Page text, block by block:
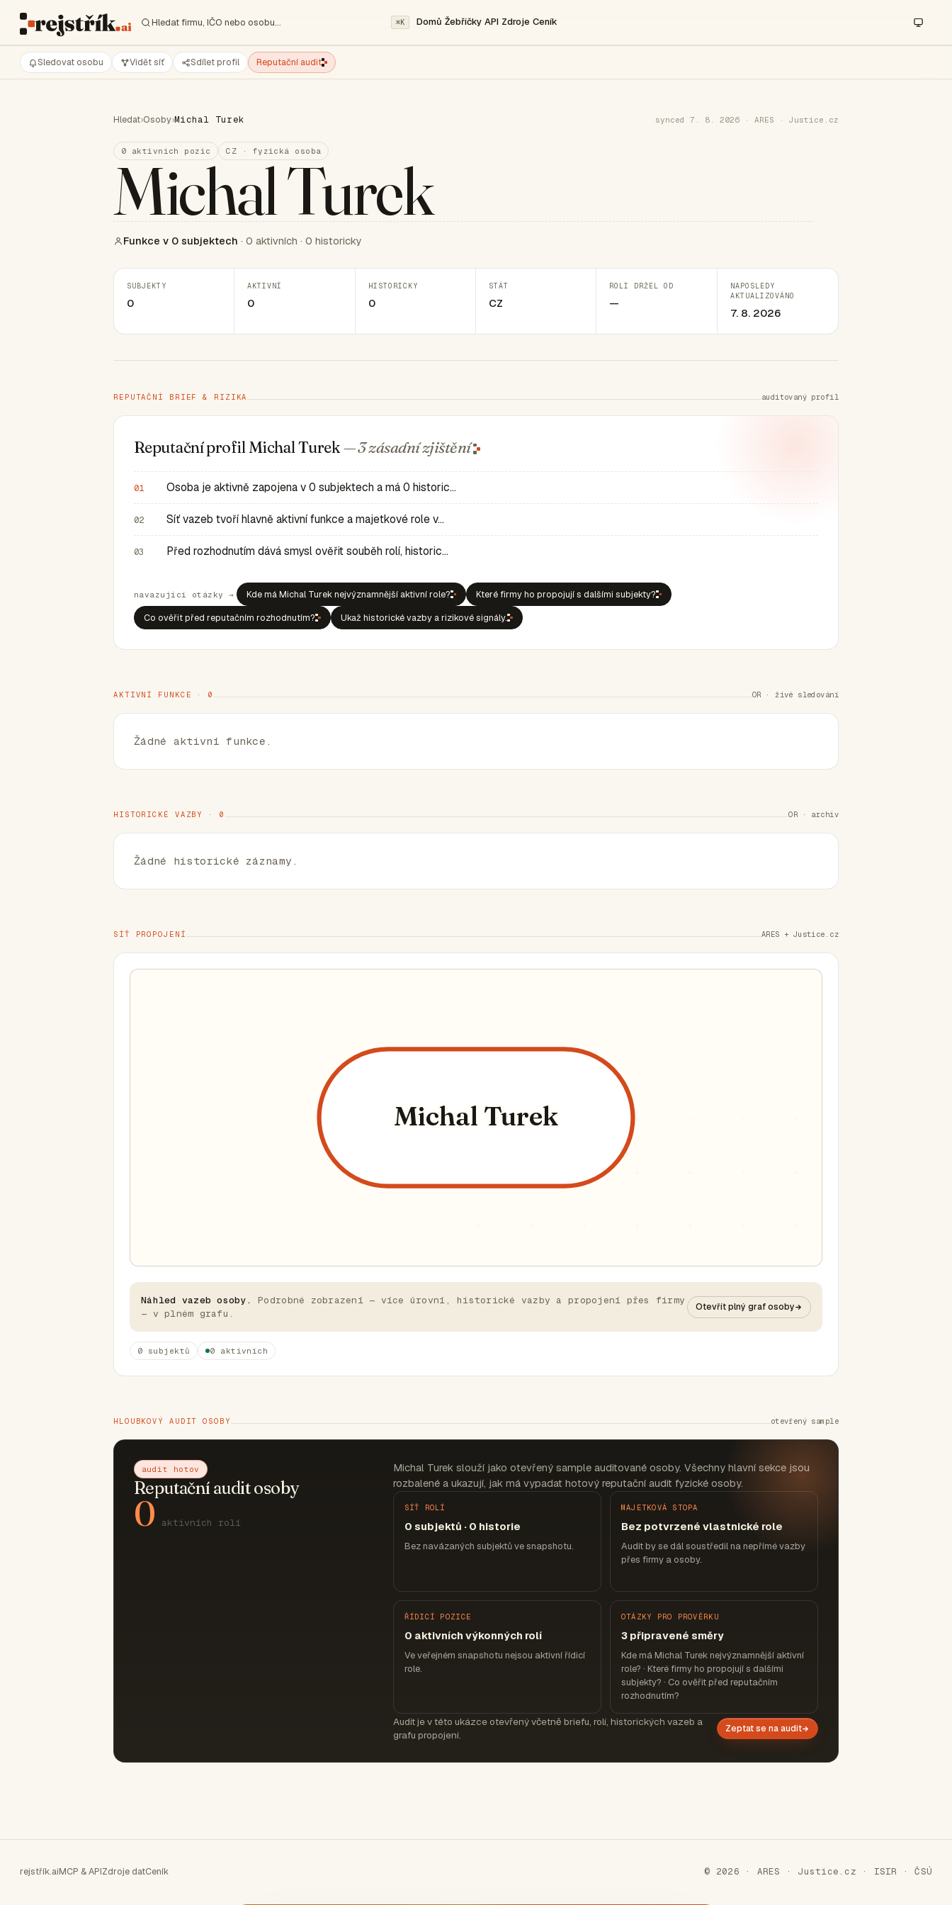
Hledat firmu, IČO nebo osobu… ⌘K Domů Žebříčky API Zdroje Ceník
Sledovat osobu Vidět síť Sdílet profil Reputační audit
Hledat›Osoby›Michal Turek synced 7. 8. 2026 · ARES · Justice.cz
0 aktivních pozic CZ · fyzická osoba
Michal Turek
Funkce v 0 subjektech · 0 aktivních · 0 historicky
SUBJEKTY
0
AKTIVNÍ
0
HISTORICKY
0
STÁT
CZ
ROLI DRŽEL OD
—
NAPOSLEDY
AKTUALIZOVÁNO
7. 8. 2026
REPUTAČNÍ BRIEF & RIZIKA auditovaný profil
Reputační profil Michal Turek— 3 zásadnízjištění
01 Osoba je aktivně zapojena v 0 subjektech a má 0 historic…
02 Síť vazeb tvoří hlavně aktivní funkce a majetkové role v…
03 Před rozhodnutím dává smysl ověřit souběh rolí, historic…
navazující otázky → Kde má Michal Turek nejvýznamnější aktivní role?
Které firmy ho propojují s dalšími subjekty?
Co ověřit před reputačním rozhodnutím?
Ukaž historické vazby a rizikové signály.
AKTIVNÍ FUNKCE · 0 OR · živé sledování
Žádné aktivní funkce.
HISTORICKÉ VAZBY · 0 OR · archiv
Žádné historické záznamy.
SÍŤ PROPOJENÍ ARES + Justice.cz
Michal Turek
Náhled vazeb osoby.
Podrobné zobrazení — více úrovní, historické vazby a propojení přes firmy
— v plném grafu.
Otevřít plný graf osoby
0 subjektů 0 aktivních
HLOUBKOVÝ AUDIT OSOBY otevřený sample
audit hotov
Reputační audit osoby
0 aktivních rolí
Michal Turek slouží jako otevřený sample auditované osoby. Všechny hlavní sekce jsou
rozbalené a ukazují, jak má vypadat hotový reputační audit fyzické osoby.
SÍŤ ROLÍ
0 subjektů · 0 historie
Bez navázaných subjektů ve snapshotu.
MAJETKOVÁ STOPA
Bez potvrzené vlastnické role
Audit by se dál soustředil na nepřímé vazby
přes firmy a osoby.
ŘÍDICÍ POZICE
0 aktivních výkonných rolí
Ve veřejném snapshotu nejsou aktivní řídicí
role.
OTÁZKY PRO PROVĚRKU
3 připravené směry
Kde má Michal Turek nejvýznamnější aktivní
role? · Které firmy ho propojují s dalšími
subjekty? · Co ověřit před reputačním
rozhodnutím?
Audit je v této ukázce otevřený včetně briefu, rolí, historických vazeb a
grafu propojení.
Zeptat se na audit
rejstřík.aiMCP & APIZdroje datCeník © 2026 · ARES · Justice.cz · ISIR · ČSÚ